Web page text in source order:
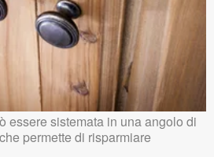
essere sistemata in una angolo di
permette di risparmiare